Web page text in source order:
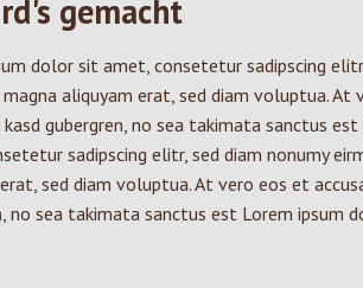
gemacht
dolor sit amet, consetetur sadipscing
aliquyam erat, sed diam voluptua.
gubergren, no sea takimata sanctus
sadipscing elitr, sed diam nonumy
sed diam voluptua. At vero eos et
no sea takimata sanctus est Lorem ipsum